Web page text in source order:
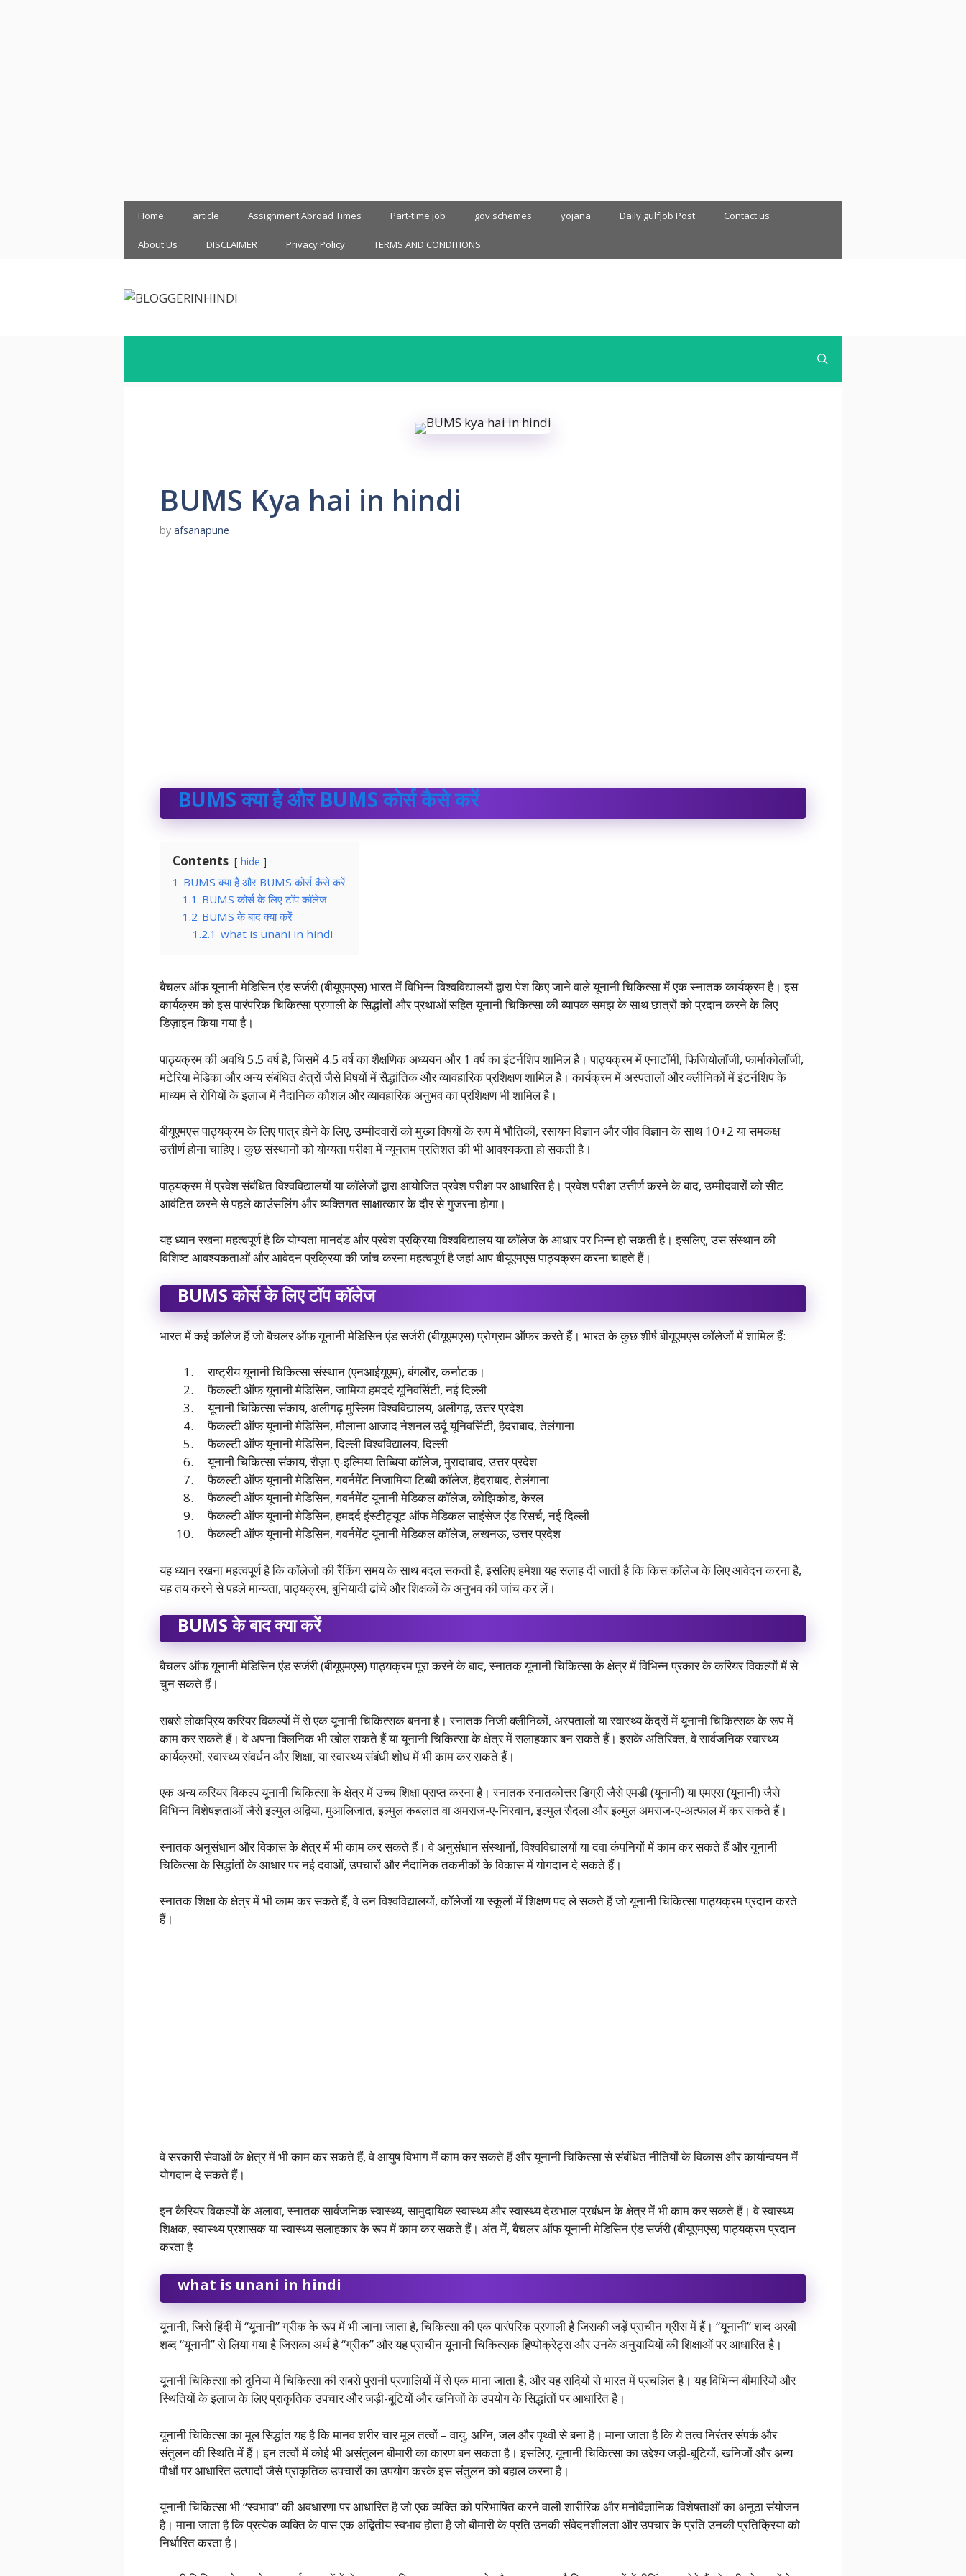
Home article Assignment Abroad Times Part-time job gov schemes yojana Daily gulfJob Post Contact us
About Us DISCLAIMER Privacy Policy TERMS AND CONDITIONS
BUMS Kya hai in hindi
by afsanapune
BUMS क्या है और BUMS कोर्स कैसे करें
Contents hide
1 BUMS क्या है और BUMS कोर्स कैसे करें
1.1 BUMS कोर्स के लिए टॉप कॉलेज
1.2 BUMS के बाद क्या करें
1.2.1 what is unani in hindi
बैचलर ऑफ यूनानी मेडिसिन एंड सर्जरी (बीयूएमएस) भारत में विभिन्न विश्वविद्यालयों द्वारा पेश किए जाने वाले यूनानी चिकित्सा में एक स्नातक कार्यक्रम है। इस
कार्यक्रम को इस पारंपरिक चिकित्सा प्रणाली के सिद्धांतों और प्रथाओं सहित यूनानी चिकित्सा की व्यापक समझ के साथ छात्रों को प्रदान करने के लिए
डिज़ाइन किया गया है।
पाठ्यक्रम की अवधि 5.5 वर्ष है, जिसमें 4.5 वर्ष का शैक्षणिक अध्ययन और 1 वर्ष का इंटर्नशिप शामिल है। पाठ्यक्रम में एनाटॉमी, फिजियोलॉजी, फार्माकोलॉजी,
मटेरिया मेडिका और अन्य संबंधित क्षेत्रों जैसे विषयों में सैद्धांतिक और व्यावहारिक प्रशिक्षण शामिल है। कार्यक्रम में अस्पतालों और क्लीनिकों में इंटर्नशिप के
माध्यम से रोगियों के इलाज में नैदानिक ​​​​कौशल और व्यावहारिक अनुभव का प्रशिक्षण भी शामिल है।
बीयूएमएस पाठ्यक्रम के लिए पात्र होने के लिए, उम्मीदवारों को मुख्य विषयों के रूप में भौतिकी, रसायन विज्ञान और जीव विज्ञान के साथ 10+2 या समकक्ष
उत्तीर्ण होना चाहिए। कुछ संस्थानों को योग्यता परीक्षा में न्यूनतम प्रतिशत की भी आवश्यकता हो सकती है।
पाठ्यक्रम में प्रवेश संबंधित विश्वविद्यालयों या कॉलेजों द्वारा आयोजित प्रवेश परीक्षा पर आधारित है। प्रवेश परीक्षा उत्तीर्ण करने के बाद, उम्मीदवारों को सीट
आवंटित करने से पहले काउंसलिंग और व्यक्तिगत साक्षात्कार के दौर से गुजरना होगा।
यह ध्यान रखना महत्वपूर्ण है कि योग्यता मानदंड और प्रवेश प्रक्रिया विश्वविद्यालय या कॉलेज के आधार पर भिन्न हो सकती है। इसलिए, उस संस्थान की
विशिष्ट आवश्यकताओं और आवेदन प्रक्रिया की जांच करना महत्वपूर्ण है जहां आप बीयूएमएस पाठ्यक्रम करना चाहते हैं।
BUMS कोर्स के लिए टॉप कॉलेज
भारत में कई कॉलेज हैं जो बैचलर ऑफ यूनानी मेडिसिन एंड सर्जरी (बीयूएमएस) प्रोग्राम ऑफर करते हैं। भारत के कुछ शीर्ष बीयूएमएस कॉलेजों में शामिल हैं:
राष्ट्रीय यूनानी चिकित्सा संस्थान (एनआईयूएम), बंगलौर, कर्नाटक।
फैकल्टी ऑफ यूनानी मेडिसिन, जामिया हमदर्द यूनिवर्सिटी, नई दिल्ली
यूनानी चिकित्सा संकाय, अलीगढ़ मुस्लिम विश्वविद्यालय, अलीगढ़, उत्तर प्रदेश
फैकल्टी ऑफ यूनानी मेडिसिन, मौलाना आजाद नेशनल उर्दू यूनिवर्सिटी, हैदराबाद, तेलंगाना
फैकल्टी ऑफ यूनानी मेडिसिन, दिल्ली विश्वविद्यालय, दिल्ली
यूनानी चिकित्सा संकाय, रौज़ा-ए-इल्मिया तिब्बिया कॉलेज, मुरादाबाद, उत्तर प्रदेश
फैकल्टी ऑफ यूनानी मेडिसिन, गवर्नमेंट निजामिया टिब्बी कॉलेज, हैदराबाद, तेलंगाना
फैकल्टी ऑफ यूनानी मेडिसिन, गवर्नमेंट यूनानी मेडिकल कॉलेज, कोझिकोड, केरल
फैकल्टी ऑफ यूनानी मेडिसिन, हमदर्द इंस्टीट्यूट ऑफ मेडिकल साइंसेज एंड रिसर्च, नई दिल्ली
फैकल्टी ऑफ यूनानी मेडिसिन, गवर्नमेंट यूनानी मेडिकल कॉलेज, लखनऊ, उत्तर प्रदेश
यह ध्यान रखना महत्वपूर्ण है कि कॉलेजों की रैंकिंग समय के साथ बदल सकती है, इसलिए हमेशा यह सलाह दी जाती है कि किस कॉलेज के लिए आवेदन करना है,
यह तय करने से पहले मान्यता, पाठ्यक्रम, बुनियादी ढांचे और शिक्षकों के अनुभव की जांच कर लें।
BUMS के बाद क्या करें
बैचलर ऑफ यूनानी मेडिसिन एंड सर्जरी (बीयूएमएस) पाठ्यक्रम पूरा करने के बाद, स्नातक यूनानी चिकित्सा के क्षेत्र में विभिन्न प्रकार के करियर विकल्पों में से
चुन सकते हैं।
सबसे लोकप्रिय करियर विकल्पों में से एक यूनानी चिकित्सक बनना है। स्नातक निजी क्लीनिकों, अस्पतालों या स्वास्थ्य केंद्रों में यूनानी चिकित्सक के रूप में
काम कर सकते हैं। वे अपना क्लिनिक भी खोल सकते हैं या यूनानी चिकित्सा के क्षेत्र में सलाहकार बन सकते हैं। इसके अतिरिक्त, वे सार्वजनिक स्वास्थ्य
कार्यक्रमों, स्वास्थ्य संवर्धन और शिक्षा, या स्वास्थ्य संबंधी शोध में भी काम कर सकते हैं।
एक अन्य करियर विकल्प यूनानी चिकित्सा के क्षेत्र में उच्च शिक्षा प्राप्त करना है। स्नातक स्नातकोत्तर डिग्री जैसे एमडी (यूनानी) या एमएस (यूनानी) जैसे
विभिन्न विशेषज्ञताओं जैसे इल्मुल अद्विया, मुआलिजात, इल्मुल कबलात वा अमराज-ए-निस्वान, इल्मुल सैदला और इल्मुल अमराज-ए-अत्फाल में कर सकते हैं।
स्नातक अनुसंधान और विकास के क्षेत्र में भी काम कर सकते हैं। वे अनुसंधान संस्थानों, विश्वविद्यालयों या दवा कंपनियों में काम कर सकते हैं और यूनानी
चिकित्सा के सिद्धांतों के आधार पर नई दवाओं, उपचारों और नैदानिक ​​तकनीकों के विकास में योगदान दे सकते हैं।
स्नातक शिक्षा के क्षेत्र में भी काम कर सकते हैं, वे उन विश्वविद्यालयों, कॉलेजों या स्कूलों में शिक्षण पद ले सकते हैं जो यूनानी चिकित्सा पाठ्यक्रम प्रदान करते
हैं।
वे सरकारी सेवाओं के क्षेत्र में भी काम कर सकते हैं, वे आयुष विभाग में काम कर सकते हैं और यूनानी चिकित्सा से संबंधित नीतियों के विकास और कार्यान्वयन में
योगदान दे सकते हैं।
इन कैरियर विकल्पों के अलावा, स्नातक सार्वजनिक स्वास्थ्य, सामुदायिक स्वास्थ्य और स्वास्थ्य देखभाल प्रबंधन के क्षेत्र में भी काम कर सकते हैं। वे स्वास्थ्य
शिक्षक, स्वास्थ्य प्रशासक या स्वास्थ्य सलाहकार के रूप में काम कर सकते हैं। अंत में, बैचलर ऑफ यूनानी मेडिसिन एंड सर्जरी (बीयूएमएस) पाठ्यक्रम प्रदान
करता है
what is unani in hindi
यूनानी, जिसे हिंदी में “यूनानी” ग्रीक के रूप में भी जाना जाता है, चिकित्सा की एक पारंपरिक प्रणाली है जिसकी जड़ें प्राचीन ग्रीस में हैं। “यूनानी” शब्द अरबी
शब्द “यूनानी” से लिया गया है जिसका अर्थ है “ग्रीक” और यह प्राचीन यूनानी चिकित्सक हिप्पोक्रेट्स और उनके अनुयायियों की शिक्षाओं पर आधारित है।
यूनानी चिकित्सा को दुनिया में चिकित्सा की सबसे पुरानी प्रणालियों में से एक माना जाता है, और यह सदियों से भारत में प्रचलित है। यह विभिन्न बीमारियों और
स्थितियों के इलाज के लिए प्राकृतिक उपचार और जड़ी-बूटियों और खनिजों के उपयोग के सिद्धांतों पर आधारित है।
यूनानी चिकित्सा का मूल सिद्धांत यह है कि मानव शरीर चार मूल तत्वों – वायु, अग्नि, जल और पृथ्वी से बना है। माना जाता है कि ये तत्व निरंतर संपर्क और
संतुलन की स्थिति में हैं। इन तत्वों में कोई भी असंतुलन बीमारी का कारण बन सकता है। इसलिए, यूनानी चिकित्सा का उद्देश्य जड़ी-बूटियों, खनिजों और अन्य
पौधों पर आधारित उत्पादों जैसे प्राकृतिक उपचारों का उपयोग करके इस संतुलन को बहाल करना है।
यूनानी चिकित्सा भी “स्वभाव” की अवधारणा पर आधारित है जो एक व्यक्ति को परिभाषित करने वाली शारीरिक और मनोवैज्ञानिक विशेषताओं का अनूठा संयोजन
है। माना जाता है कि प्रत्येक व्यक्ति के पास एक अद्वितीय स्वभाव होता है जो बीमारी के प्रति उनकी संवेदनशीलता और उपचार के प्रति उनकी प्रतिक्रिया को
निर्धारित करता है।